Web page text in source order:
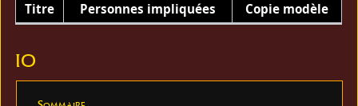
Titre Personnes impliquées Copie modèle
IO